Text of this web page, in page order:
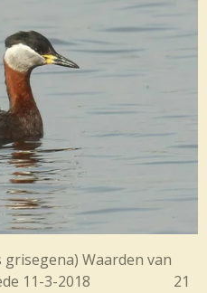
Waarden van
11-3-2018 21